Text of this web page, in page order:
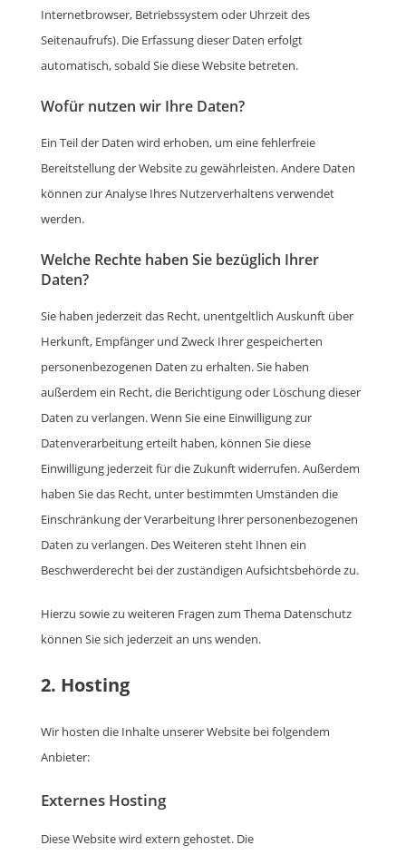
Internetbrowser, Betriebssystem oder Uhrzeit des
Seitenaufrufs). Die Erfassung dieser Daten erfolgt
automatisch, sobald Sie diese Website betreten.
Wofür nutzen wir Ihre Daten?
Ein Teil der Daten wird erhoben, um eine fehlerfreie
Bereitstellung der Website zu gewährleisten. Andere Daten
können zur Analyse Ihres Nutzerverhaltens verwendet
werden.
Welche Rechte haben Sie bezüglich Ihrer
Daten?
Sie haben jederzeit das Recht, unentgeltlich Auskunft über
Herkunft, Empfänger und Zweck Ihrer gespeicherten
personenbezogenen Daten zu erhalten. Sie haben
außerdem ein Recht, die Berichtigung oder Löschung dieser
Daten zu verlangen. Wenn Sie eine Einwilligung zur
Datenverarbeitung erteilt haben, können Sie diese
Einwilligung jederzeit für die Zukunft widerrufen. Außerdem
haben Sie das Recht, unter bestimmten Umständen die
Einschränkung der Verarbeitung Ihrer personenbezogenen
Daten zu verlangen. Des Weiteren steht Ihnen ein
Beschwerderecht bei der zuständigen Aufsichtsbehörde zu.
Hierzu sowie zu weiteren Fragen zum Thema Datenschutz
können Sie sich jederzeit an uns wenden.
2. Hosting
Wir hosten die Inhalte unserer Website bei folgendem
Anbieter:
Externes Hosting
Diese Website wird extern gehostet. Die